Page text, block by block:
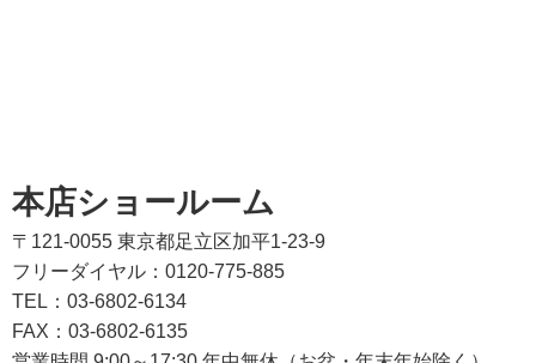
本店ショールーム
〒121-0055 東京都足立区加平1-23-9
フリーダイヤル：0120-775-885
TEL：03-6802-6134
FAX：03-6802-6135